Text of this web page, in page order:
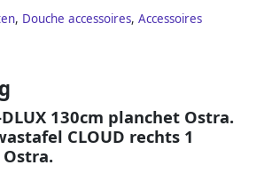
, Douche accessoires, Accessoires
130cm planchet Ostra.
CLOUD rechts 1